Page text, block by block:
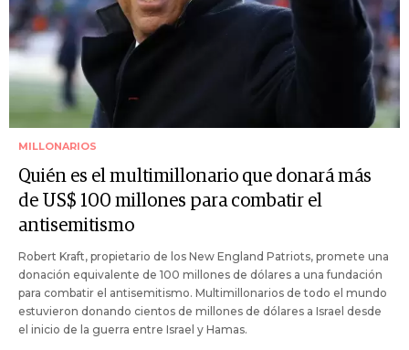
MILLONARIOS
Quién es el multimillonario que donará más
de US$ 100 millones para combatir el
antisemitismo
Robert Kraft, propietario de los New England Patriots, promete una
donación equivalente de 100 millones de dólares a una fundación
para combatir el antisemitismo. Multimillonarios de todo el mundo
estuvieron donando cientos de millones de dólares a Israel desde
el inicio de la guerra entre Israel y Hamas.